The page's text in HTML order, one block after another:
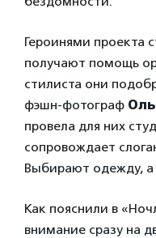
Героинями проекта
получают помощь
стилиста они
фэшн-фотограф
провела для них
сопровождает
Выбирают одежду, а
Как пояснили в
внимание сразу на